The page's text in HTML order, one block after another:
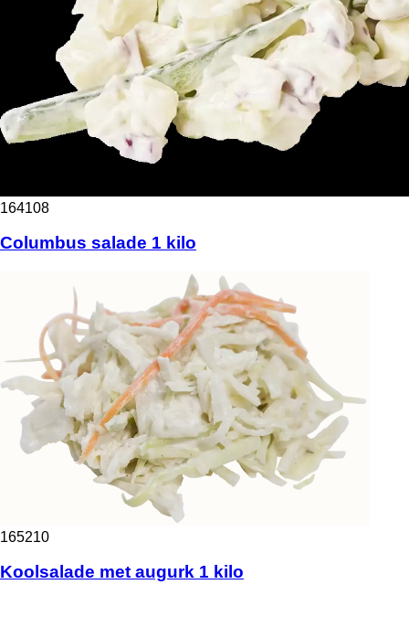
164108
Columbus salade 1 kilo
165210
Koolsalade met augurk 1 kilo